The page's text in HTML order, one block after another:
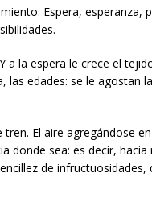
Espera, esperanza,
a la espera le crece el
las edades: se le agostan
tren. El aire agregándose
donde sea: es decir,
de infructuosidades,